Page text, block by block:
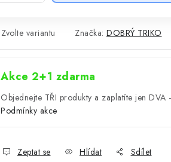
Zvolte variantu Značka: DOBRÝ TRIKO
Akce 2+1 zdarma
Objednejte TŘI produkty a zaplatíte jen DVA
Podmínky akce
Zeptat se Hlídat Sdílet